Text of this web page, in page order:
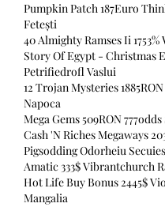
Pumpkin Patch 187Euro
Fetești
40 Almighty Ramses Ii 1753%
Story Of Egypt - Christmas
Petrifiedrofl Vaslui
12 Trojan Mysteries
Napoca
Mega Gems 509RON
Cash 'N Riches Megaways
Pigsodding Odorheiu
Hot Life Buy Bonus 2445$
Mangalia